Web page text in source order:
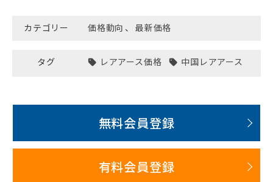
カテゴリー 価格動向 、 最新価格
タグ レアアース価格 中国レアアース
無料会員登録
有料会員登録